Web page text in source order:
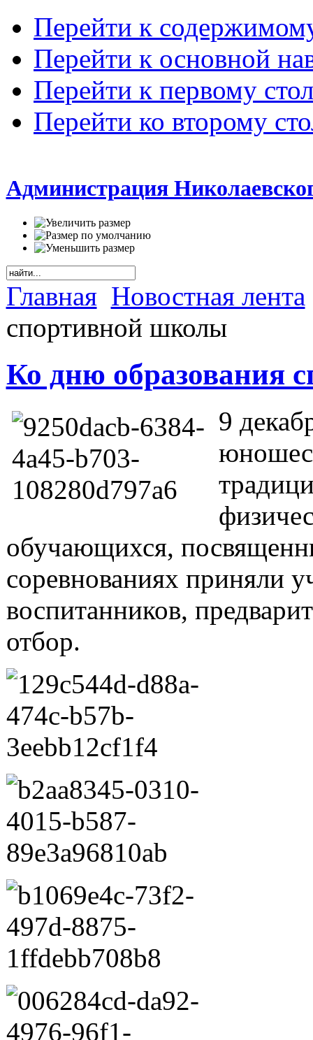
Перейти к
Перейти к основной
Перейти к первому
Перейти ко второму
Администрация
Главная Новостная лента
спортивной школы
Ко дню образования
9
обучающихся,
соревнованиях приняли
воспитанников,
отбор.